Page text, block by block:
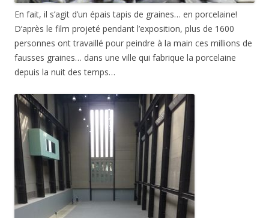
En fait, il s’agit d’un épais tapis de graines… en porcelaine!
D’après le film projeté pendant l’exposition, plus de 1600
personnes ont travaillé pour peindre à la main ces millions de
fausses graines… dans une ville qui fabrique la porcelaine
depuis la nuit des temps…